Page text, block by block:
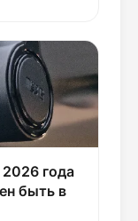
года
быть в